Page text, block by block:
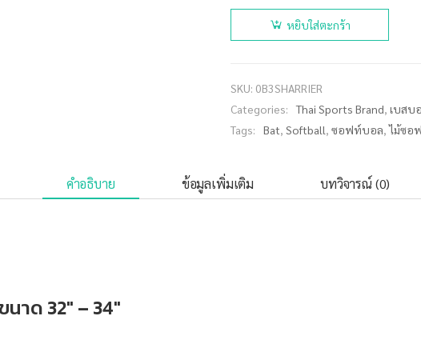
ซอฟท์บอล
34" ชิ้น
หยิบใส่ตะกร้า
SKU: 0B3SHARRIER
Categories:
Thai Sports Brand, เบสบ
Tags:
Bat, Softball, ซอฟท์บอล,ไม้ซอ
คำอธิบาย ข้อมูลเพิ่มเติม บทวิจารณ์ (0)
าด 32″ – 34″